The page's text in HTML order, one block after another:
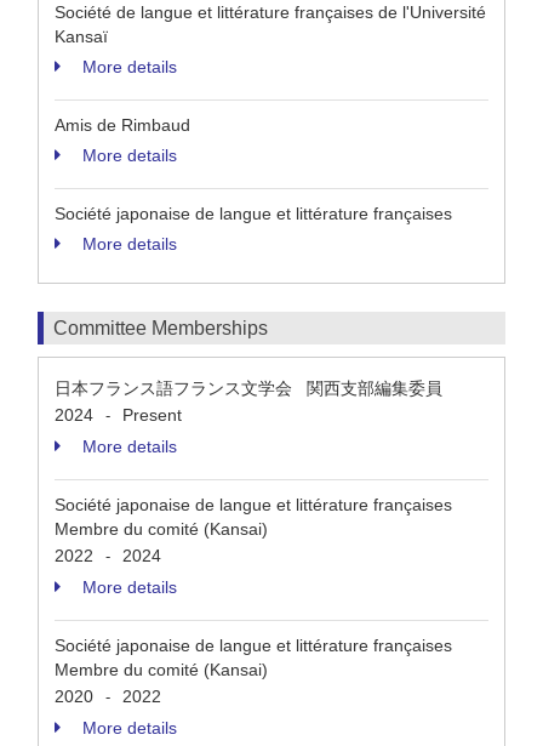
Société de langue et littérature françaises de l'Université
Kansaï
More details
Amis de Rimbaud
More details
Société japonaise de langue et littérature françaises
More details
Committee Memberships
日本フランス語フランス文学会 関西支部編集委員
2024
-
Present
More details
Société japonaise de langue et littérature françaises
Membre du comité (Kansai)
2022
-
2024
More details
Société japonaise de langue et littérature françaises
Membre du comité (Kansai)
2020
-
2022
More details